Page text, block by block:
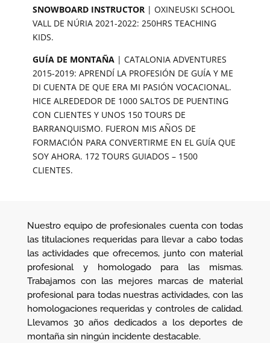
SNOWBOARD INSTRUCTOR | OXINEUSKI SCHOOL
VALL DE NÚRIA 2021-2022: 250HRS TEACHING
KIDS.
GUÍA DE MONTAÑA| CATALONIA ADVENTURES
2015-2019: APRENDÍ LA PROFESIÓN DE GUÍA Y ME
DI CUENTA DE QUE ERA MI PASIÓN VOCACIONAL.
HICE ALREDEDOR DE 1000 SALTOS DE PUENTING
CON CLIENTES Y UNOS 150 TOURS DE
BARRANQUISMO. FUERON MIS AÑOS DE
FORMACIÓN PARA CONVERTIRME EN EL GUÍA QUE
SOY AHORA. 172 TOURS GUIADOS – 1500
CLIENTES.
Nuestro equipo de profesionales cuenta con todas
las titulaciones requeridas para llevar a cabo todas
las actividades que ofrecemos, junto con material
profesional y homologado para las mismas.
Trabajamos con las mejores marcas de material
profesional para todas nuestras actividades, con las
homologaciones requeridas y controles de calidad.
Llevamos 30 años dedicados a los deportes de
montaña sin ningún incidente destacable.